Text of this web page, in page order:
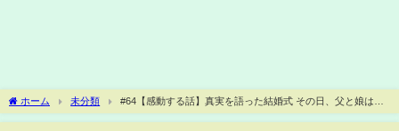
ホーム 未分類
#64【感動する話】真実を語った結婚式 その日、父と娘は本
当の親子に！衝撃！兄は父だった・・兄が全てを話したその内容とは？泣けるストー